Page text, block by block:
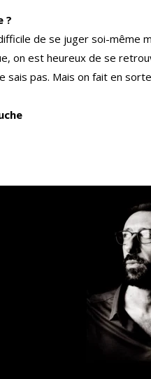
?
de se juger soi-
on est heureux de se
sais pas. Mais on fait en